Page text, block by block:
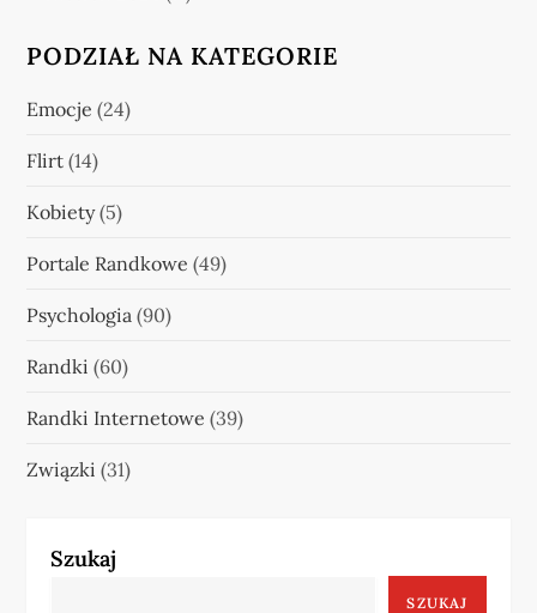
PODZIAŁ NA KATEGORIE
Emocje (24)
Flirt (14)
Kobiety(5)
Portale Randkowe (49)
Psychologia (90)
Randki (60)
Randki Internetowe (39)
Związki (31)
Szukaj
SZUKAJ